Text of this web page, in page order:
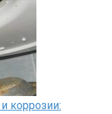
коррозии: